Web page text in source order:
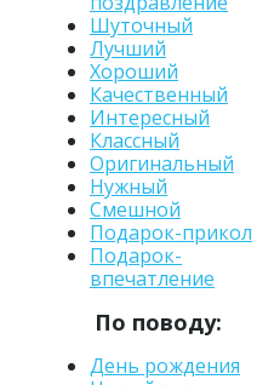
Шуточный
Лучший
Хороший
Качественный
Интересный
Классный
Оригинальный
Нужный
Смешной
Подарок-прикол
Подарок-
впечатление
По поводу:
День рождения